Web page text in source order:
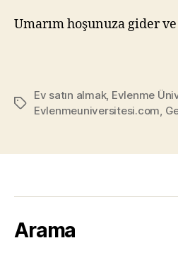
Umarım hoşunuza gider ve
Tags
Ev satın almak, Evlenme
Evlenmeuniversitesi.com,
Arama